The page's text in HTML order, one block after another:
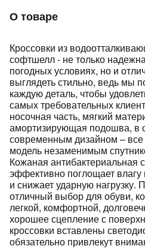
О товаре
Кроссовки из
софтшелл - не только
погодных условиях, но и
выглядеть стильно, ведь мы
каждую деталь, чтобы
самых требовательных
носочная часть, мягкий
амортизирующая подошва, в
современным дизайном – все
модель незаменимым
Кожаная антибактериальная
эффективно поглощает
и снижает ударную
отличный выбор для обуви,
легкой, комфортной,
хорошее сцепление с
кроссовки вставлены
обязательно привлекут